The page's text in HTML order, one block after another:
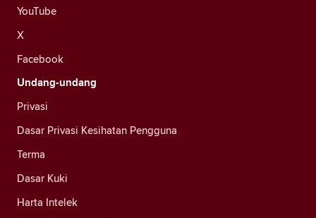
YouTube
X
Facebook
Undang-undang
Privasi
Dasar Privasi Kesihatan Pengguna
Terma
Dasar Kuki
Harta Intelek